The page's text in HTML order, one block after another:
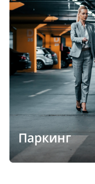
Паркинг